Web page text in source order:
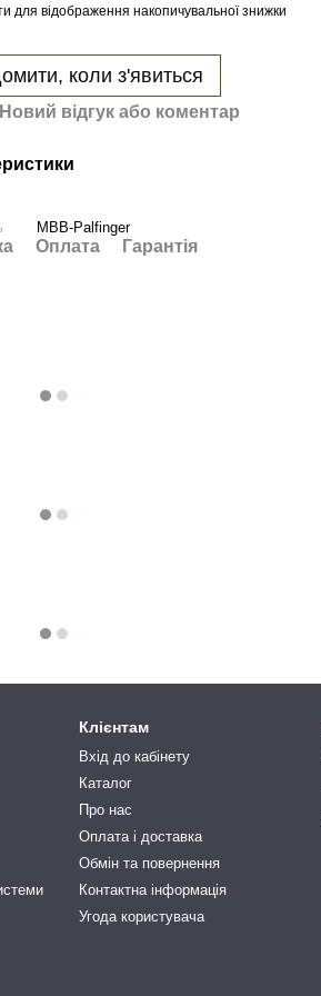
для відображення накопичувальної знижки
коли з'явиться
Новий відгук або коментар
MBB-Palfinger
Оплата Гарантія
Клієнтам
Вхід до кабінету
Каталог
Про нас
Оплата і доставка
Обмін та повернення
Контактна інформація
Угода користувача